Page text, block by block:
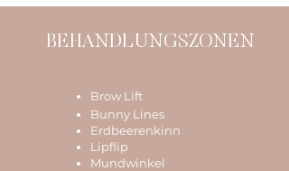
BEHANDLUNGSZONEN
Brow Lift
Bunny Lines
Erdbeerenkinn
Lipflip
Mundwinkel